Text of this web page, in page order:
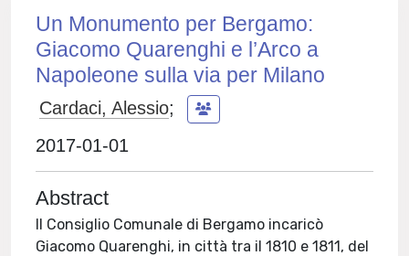
Un Monumento per Bergamo:
Giacomo Quarenghi e l’Arco a
Napoleone sulla via per Milano
Cardaci, Alessio;
2017-01-01
Abstract
Il Consiglio Comunale di Bergamo incaricò
Giacomo Quarenghi, in città tra il 1810 e 1811, del